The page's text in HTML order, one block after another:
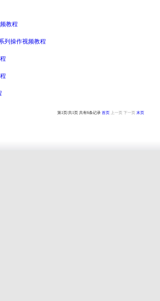
教程
列操作视频教程
第1页/共1页 共有6条记录 首页 上一页 下一页 末页